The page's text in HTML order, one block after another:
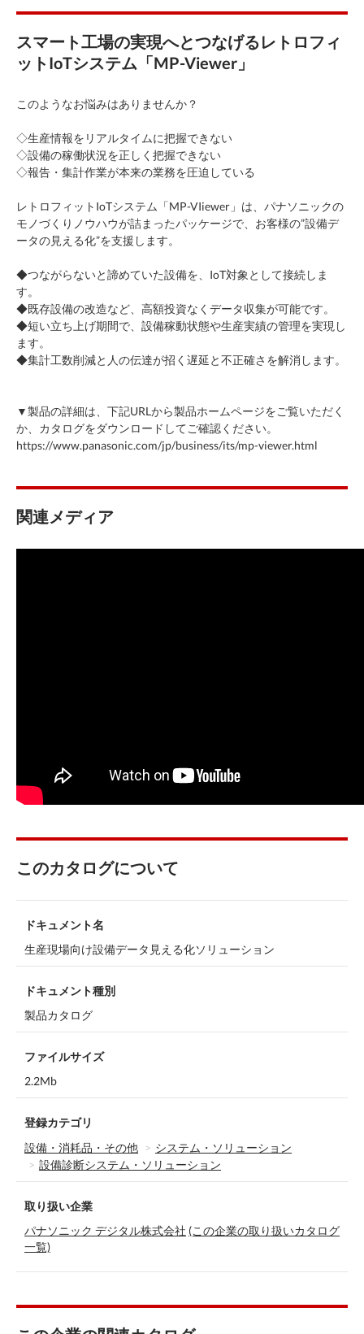
スマート工場の実現へとつなげるレトロフィ
ットIoTシステム「MP-Viewer」
このようなお悩みはありませんか？
◇生産情報をリアルタイムに把握できない
◇設備の稼働状況を正しく把握できない
◇報告・集計作業が本来の業務を圧迫している
レトロフィットIoTシステム「MP-VIiewer」は、パナソニックの
モノづくりノウハウが詰まったパッケージで、お客様の”設備デ
ータの見える化”を支援します。
◆つながらないと諦めていた設備を、IoT対象として接続しま
す。
◆既存設備の改造など、高額投資なくデータ収集が可能です。
◆短い立ち上げ期間で、設備稼動状態や生産実績の管理を実現し
ます。
◆集計工数削減と人の伝達が招く遅延と不正確さを解消します。
▼製品の詳細は、下記URLから製品ホームページをご覧いただく
か、カタログをダウンロードしてご確認ください。
https://www.panasonic.com/jp/business/its/mp-viewer.html
関連メディア
このカタログについて
ドキュメント名
生産現場向け設備データ見える化ソリューション
ドキュメント種別
製品カタログ
ファイルサイズ
2.2Mb
登録カテゴリ
設備・消耗品・その他
システム・ソリューション
設備診断システム・ソリューション
取り扱い企業
パナソニック デジタル株式会社 (この企業の取り扱いカタログ
一覧)